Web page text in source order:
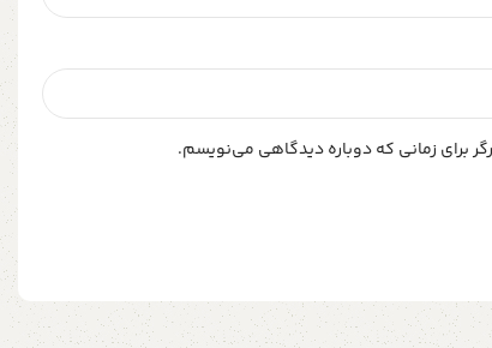
برای زمانی که دوباره دیدگاهی می‌نویسم.